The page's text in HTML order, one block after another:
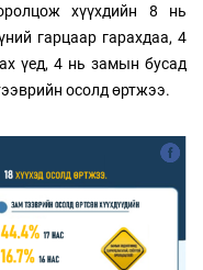
хүүхдийн 8 нь
гарцаар гарахдаа, 4
үед, 4 нь замын бусад
осолд өртжээ.